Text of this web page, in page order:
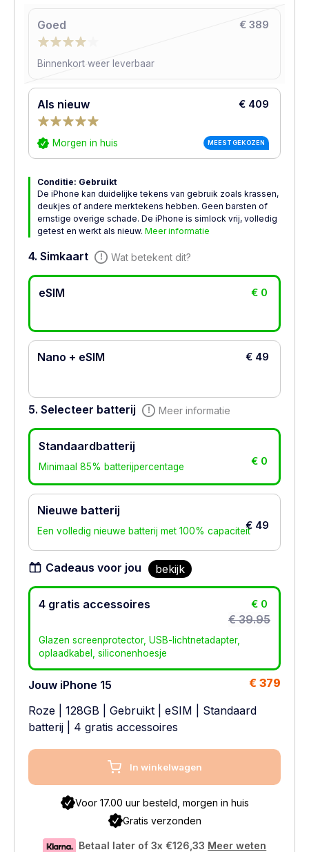
Goed € 389
Binnenkort weer leverbaar
Als nieuw
MEEST GEKOZEN
€ 409
Morgen in huis
Conditie: Gebruikt
De iPhone kan duidelijke tekens van gebruik zoals krassen,
deukjes of andere merktekens hebben. Geen barsten of
ernstige overige schade. De iPhone is simlock vrij, volledig
getest en werkt als nieuw. Meer informatie
4. Simkaart Wat betekent dit?
eSIM € 0
Nano + eSIM € 49
5. Selecteer batterij Meer informatie
Standaardbatterij
€ 0
Minimaal 85% batterijpercentage
Nieuwe batterij
€ 49
Een volledig nieuwe batterij met 100% capaciteit
Cadeaus voor jou bekijk
4 gratis accessoires € 0
€ 39.95
Glazen screenprotector, USB-lichtnetadapter,
oplaadkabel, siliconenhoesje
Jouw iPhone 15
€ 379
Roze
128GB Gebruikt eSIM
Standaard
batterij | 4 gratis accessoires
In winkelwagen
Voor 17.00 uur besteld, morgen in huis
Gratis verzonden
Betaal later of 3x €126,33 Meer weten